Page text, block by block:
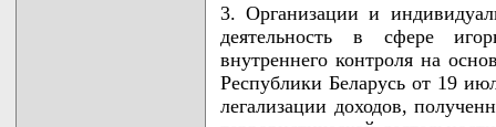
3. Организации и
деятельность в сфере
внутреннего контроля на
Республики Беларусь от 19
легализации доходов,